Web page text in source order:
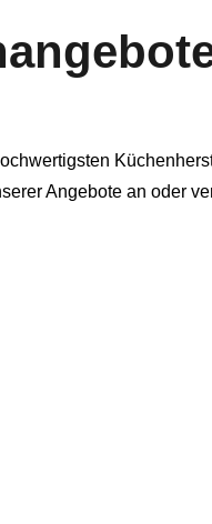
Angebote an oder